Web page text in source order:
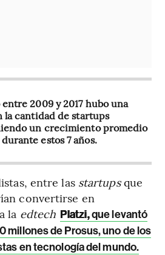
2009 y 2017 hubo una
la cantidad de startups
un crecimiento promedio
estos 7 años.
entre las startupsque
convertirse en
la edtech Platzi,que levantó
millones de Prosus, uno de los
en tecnología del mundo.